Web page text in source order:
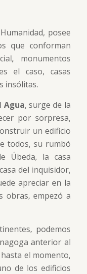
posee
que conforman
monumentos
el caso, casas
insólitas.
Agua, surge de la
por sorpresa,
un edificio
todos, su rumbó
Úbeda, la casa
del inquisidor,
apreciar en la
obras, empezó a
podemos
anterior al
el momento,
de los edificios